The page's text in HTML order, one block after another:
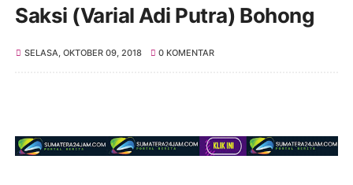
Saksi (Varial Adi Putra) Bohong
SELASA, OKTOBER 09, 2018 0 KOMENTAR